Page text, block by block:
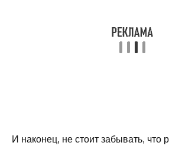
И наконец, не стоит забывать, что